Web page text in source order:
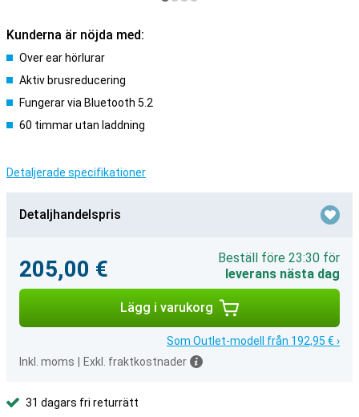
Kunderna är nöjda med:
Over ear hörlurar
Aktiv brusreducering
Fungerar via Bluetooth 5.2
60 timmar utan laddning
Detaljerade specifikationer
Detaljhandelspris
205,00 €
Beställ före 23:30 för
leverans nästa dag
Lägg i varukorg
Som Outlet-modell från 192,95 € ›
Inkl. moms
Exkl. fraktkostnader
31 dagars fri returrätt